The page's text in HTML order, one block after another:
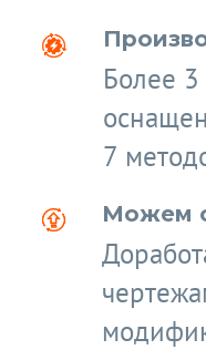
Более 3
7
Можем